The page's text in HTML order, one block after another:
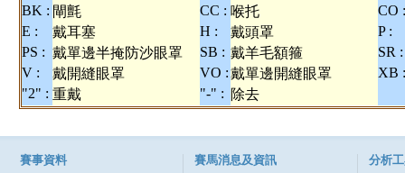
BK : 閘氈 CC : 喉托
CO :
E :
戴耳塞 H : 戴頭罩
P :
PS : 戴單邊半掩防沙眼罩 SB : 戴羊毛額箍
SR :
V :
戴開縫眼罩 VO :戴單邊開縫眼罩
XB :
"2" : 重戴 "-" : 除去
賽事資料 賽馬消息及資訊 分析